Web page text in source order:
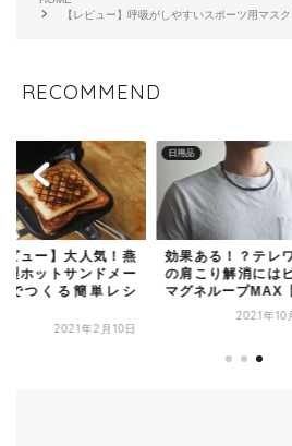
【レビュー】呼吸がしやすいスポーツ用マス
RECOMMEND
ビュー】大人気！燕
製ホットサンドメー
でつくる簡単レシ
2021年2月10日
日用品
効果ある！？テレ
の肩こり解消には
マグネループMAX
2021年10